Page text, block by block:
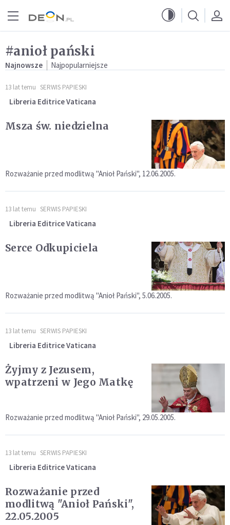
#anioł pański
Najnowsze Najpopularniejsze
13 lat temu SERWIS PAPIESKI
Libreria Editrice Vaticana
Msza św. niedzielna
Rozważanie przed modlitwą "Anioł Pański", 12.06.2005.
13 lat temu SERWIS PAPIESKI
Libreria Editrice Vaticana
Serce Odkupiciela
Rozważanie przed modlitwą "Anioł Pański", 5.06.2005.
13 lat temu SERWIS PAPIESKI
Libreria Editrice Vaticana
Żyjmy z Jezusem,
wpatrzeni w Jego Matkę
Rozważanie przed modlitwą "Anioł Pański", 29.05.2005.
13 lat temu SERWIS PAPIESKI
Libreria Editrice Vaticana
Rozważanie przed
modlitwą "Anioł Pański",
22.05.2005